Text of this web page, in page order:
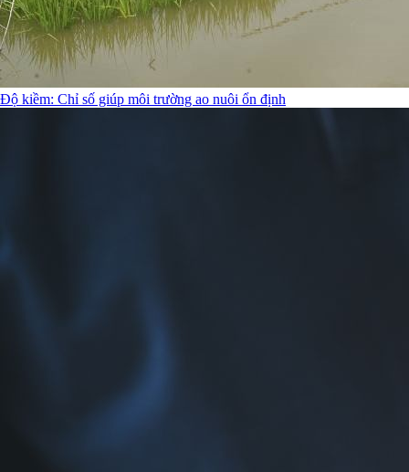
Độ kiềm: Chỉ số giúp môi trường ao nuôi ổn định